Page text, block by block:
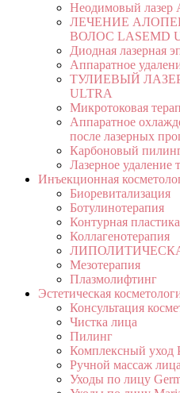
Неодимовый лазер
ЛЕЧЕНИЕ
ВОЛОС LASEMD
Диодная лазерная
Аппаратное
ТУЛИЕВЫЙ ЛАЗЕР
ULTRA
Микротоковая
Аппаратное
после лазерных
Карбоновый
Лазерное удаление
Инъекционная
Биоревитализация
Ботулинотерапия
Контурная пластика
Коллагенотерапия
Мезотерапия
Плазмолифтинг
Эстетическая
Консультация
Чистка лица
Пилинг
Комплексный уход
Ручной массаж лица
Уходы по лицу